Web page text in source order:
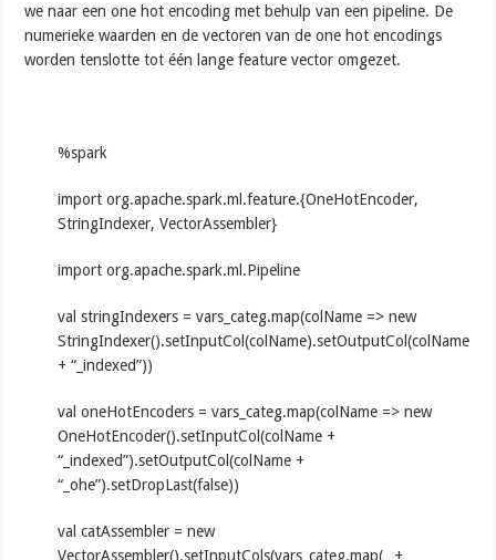
we naar een one hot encoding met behulp van een pipeline. De
numerieke waarden en de vectoren van de one hot encodings
worden tenslotte tot één lange feature vector omgezet.
%spark
import org.apache.spark.ml.feature.{OneHotEncoder,
StringIndexer, VectorAssembler}
import org.apache.spark.ml.Pipeline
val stringIndexers = vars_categ.map(colName => new
StringIndexer().setInputCol(colName).setOutputCol(colName
+ “_indexed”))
val oneHotEncoders = vars_categ.map(colName => new
OneHotEncoder().setInputCol(colName +
“_indexed”).setOutputCol(colName +
“_ohe”).setDropLast(false))
val catAssembler = new
VectorAssembler().setInputCols(vars_categ.map(_ +